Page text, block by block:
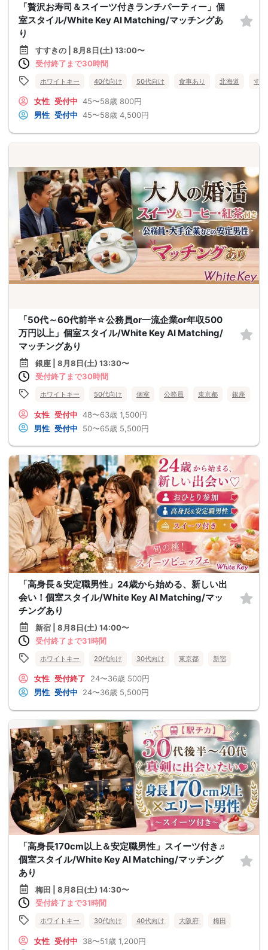
「贅沢お寿司＆スイーツ付きランチパーティー」個
室スタイル/White Key AI Matching/マッチングあ
り
すすきの | 8月8日(土) 13:00〜
受付終了まで30時間
ホワイトキー 40代向け 50代向け 食事あり 北海道 す
女性 受付中 45〜58歳 800円
男性 受付中 45〜58歳 4,500円
「50代～60代前半☆公務員or一流企業or年収500
万円以上」個室スタイル/White Key AI Matching/
マッチングあり
銀座 | 8月8日(土) 13:30〜
受付終了まで30時間
ホワイトキー 50代向け 個室 公務員 東京都 銀座
女性 受付中 48〜63歳 1,500円
男性 受付中 50〜65歳 5,500円
「高身長＆安定職男性」24歳から始める、新しい出
会い！個室スタイル/White Key AI Matching/マッ
チングあり
新宿 | 8月8日(土) 14:00〜
受付終了まで31時間
ホワイトキー 20代向け 30代向け 東京都 新宿
女性 受付終了 24〜36歳 500円
男性 受付中 24〜36歳 5,500円
「高身長170cm以上＆安定職男性」スイーツ付き♬
個室スタイル/White Key AI Matching/マッチング
あり
梅田 | 8月8日(土) 14:30〜
受付終了まで31時間
ホワイトキー 30代向け 40代向け 大阪府 梅田
女性 受付中 38〜51歳 1,200円